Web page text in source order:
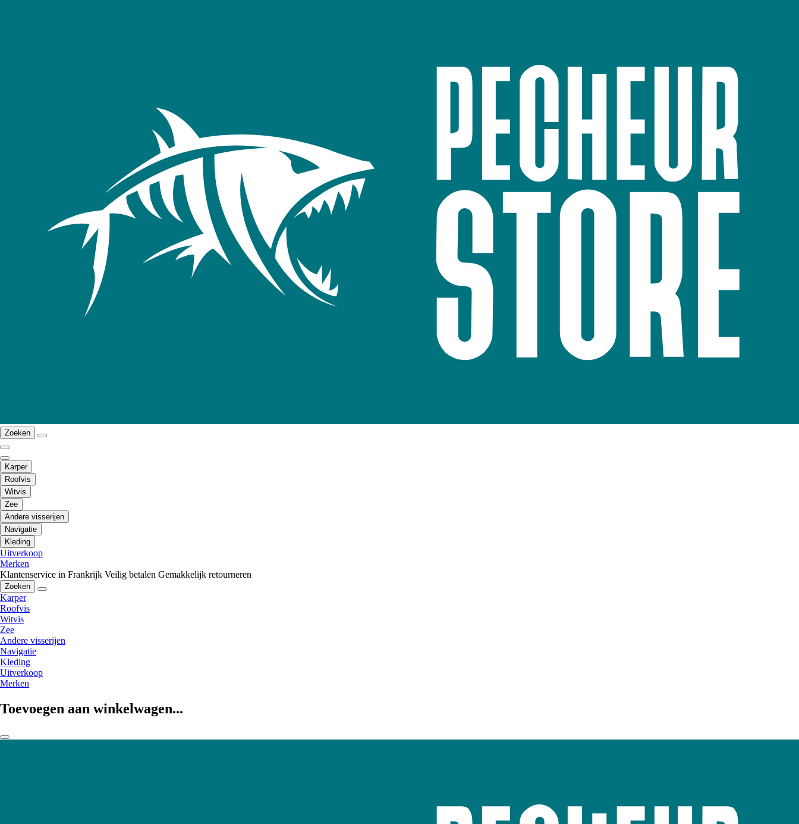
Zoeken
Karper
Roofvis
Witvis
Zee
Andere visserijen
Navigatie
Kleding
Uitverkoop
Merken
Klantenservice in Frankrijk Veilig betalen Gemakkelijk retourneren
Zoeken
Karper
Roofvis
Witvis
Zee
Andere visserijen
Navigatie
Kleding
Uitverkoop
Merken
Toevoegen aan winkelwagen...